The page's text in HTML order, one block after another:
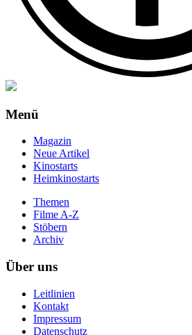
Menü
Magazin
Neue Artikel
Kinostarts
Heimkinostarts
Themen
Filme A-Z
Stöbern
Archiv
Über uns
Leitlinien
Kontakt
Impressum
Datenschutz